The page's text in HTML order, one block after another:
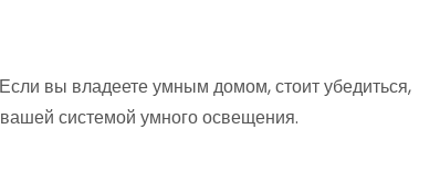
вы владеете умным домом, стоит убедиться,
системой умного освещения.